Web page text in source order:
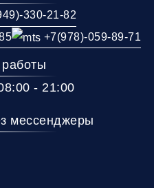
330-21-82
+7(978)-059-89-71
- 21:00
мессенджеры